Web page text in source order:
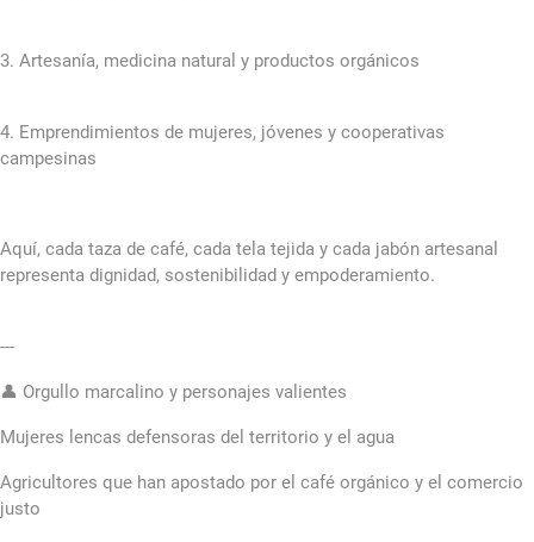
3. Artesanía, medicina natural y productos orgánicos
4. Emprendimientos de mujeres, jóvenes y cooperativas
campesinas
Aquí, cada taza de café, cada tela tejida y cada jabón artesanal
representa dignidad, sostenibilidad y empoderamiento.
---
👤 Orgullo marcalino y personajes valientes
Mujeres lencas defensoras del territorio y el agua
Agricultores que han apostado por el café orgánico y el comercio
justo